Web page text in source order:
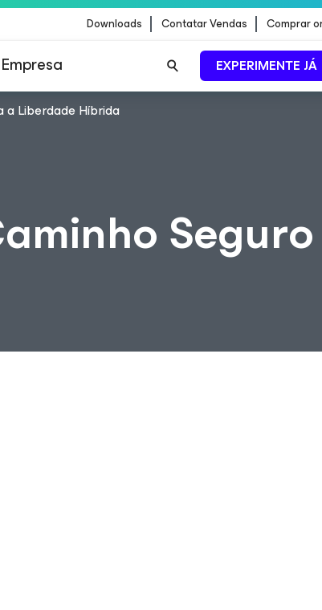
Downloads Contatar Vendas Comprar
Empresa EXPERIMENTE JÁ
a Liberdade Híbrida